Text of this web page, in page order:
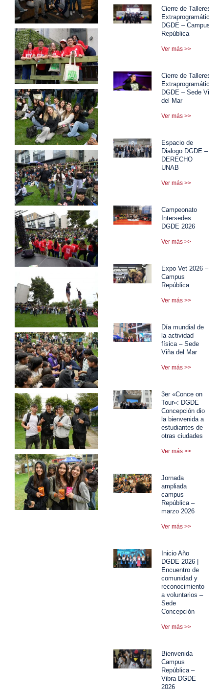
Cierre de Talleres
Extraprogramáticos
DGDE – Campus
República
Ver más >>
Cierre de Talleres
Extraprogramáticos
DGDE – Sede Viña
del Mar
Ver más >>
Espacio de
Dialogo DGDE –
DERECHO
UNAB
Ver más >>
Campeonato
Intersedes
DGDE 2026
Ver más >>
Expo Vet 2026 –
Campus
República
Ver más >>
Día mundial de
la actividad
física – Sede
Viña del Mar
Ver más >>
3er «Conce on
Tour»: DGDE
Concepción dio
la bienvenida a
estudiantes de
otras ciudades
Ver más >>
Jornada
ampliada
campus
República –
marzo 2026
Ver más >>
Inicio Año
DGDE 2026 |
Encuentro de
comunidad y
reconocimiento
a voluntarios –
Sede
Concepción
Ver más >>
Bienvenida
Campus
República –
Vibra DGDE
2026